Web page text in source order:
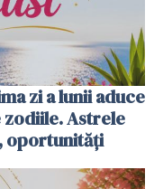
zi a lunii aduce
Astrele
oportunități